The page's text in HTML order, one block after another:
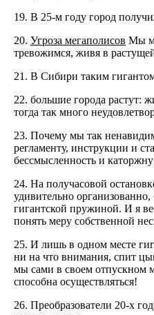
19. В 25-м году город
20. Угроза мегаполисов Мы
тревожимся, живя в
21. В Сибири таким
22. большие города растут:
тогда так много
23. Почему мы так
регламенту, инструкции и
бессмысленность и
24. На получасовой
удивительно
гигантской пружиной. И я
понять меру собственной
25. И лишь в одном месте
ни на что внимания, спит
мы сами в своем отпускном
способна осуществляться!
26. Преобразователи 20-х